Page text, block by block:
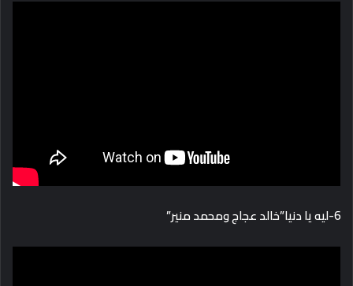
6-ليه يا دنيا”خالد عجاج ومحمد منير”